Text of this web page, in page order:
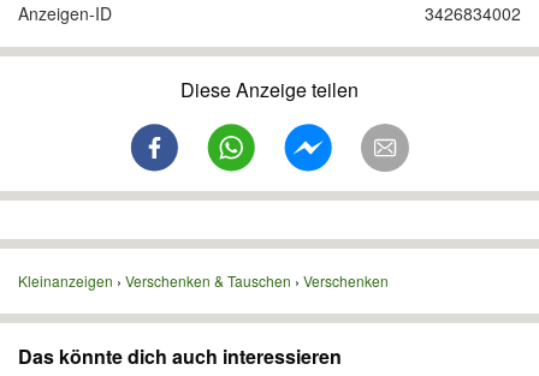
Anzeigen-ID 3426834002
Diese Anzeige teilen
Kleinanzeigen Verschenken & Tauschen Verschenken
Das könnte dich auch interessieren